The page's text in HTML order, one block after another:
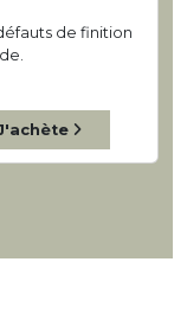
de finition